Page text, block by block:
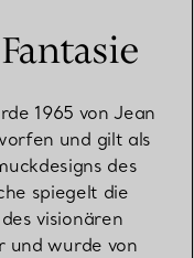
1965 von Jean
und gilt als
des
spiegelt die
visionären
und wurde von